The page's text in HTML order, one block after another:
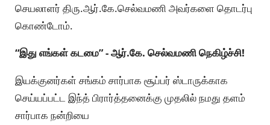
செயலாளர் திரு.ஆர்.கே.செல்வமணி அவர்களை தொடர்பு
கொண்டோம்.
“இது எங்கள் கடமை” - ஆர்.கே. செல்வமணி நெகிழ்ச்சி!
இயக்குனர்கள் சங்கம் சார்பாக சூப்பர் ஸ்டாருக்காக
செய்யப்பட்ட இந்த் பிரார்த்தனைக்கு முதலில் நமது தளம்
சார்பாக நன்றியை